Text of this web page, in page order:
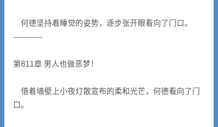
何德坚持着睡觉的姿势，逐步张开眼看向了门口。
------------
第811章 男人也做恶梦！
借着墙壁上小夜灯散宣布的柔和光芒，何德看向了门
口。